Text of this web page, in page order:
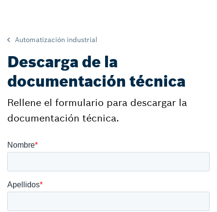
Automatización industrial
Descarga de la
documentación técnica
Rellene el formulario para descargar la
documentación técnica.